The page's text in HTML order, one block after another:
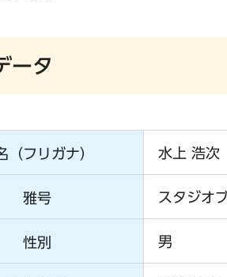
ータ
（フリガナ） 水上 浩次
雅号 スタジオ
性別 男